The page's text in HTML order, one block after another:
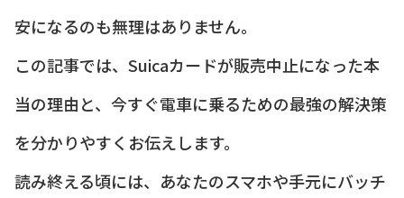
安になるのも無理はありません。
この記事では、Suicaカードが販売中止になった本
当の理由と、今すぐ電車に乗るための最強の解決策
を分かりやすくお伝えします。
読み終える頃には、あなたのスマホや手元にバッチ